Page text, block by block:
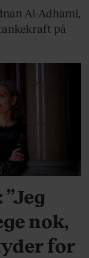
Al-Adhami,
på
nok,
for